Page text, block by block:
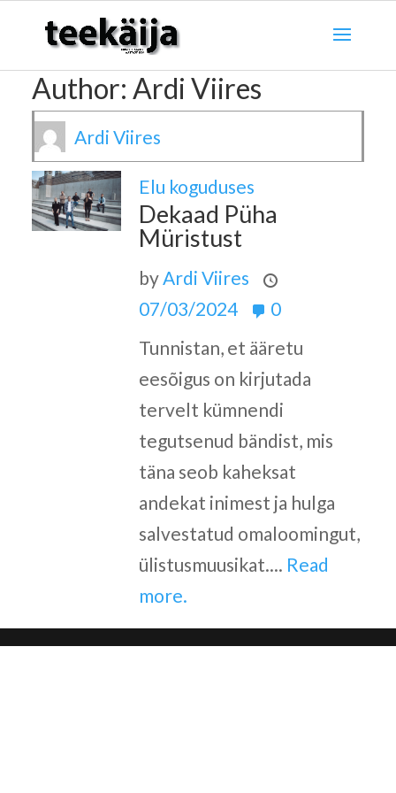
Author: Ardi Viires
Ardi Viires
Elu koguduses
Dekaad Püha
Müristust
byArdi Viires
07/03/2024
0
Tunnistan, et ääretu
eesõigus on kirjutada
tervelt kümnendi
tegutsenud bändist, mis
täna seob kaheksat
andekat inimest ja hulga
salvestatud omaloomingut,
ülistusmuusikat.... Read
more.